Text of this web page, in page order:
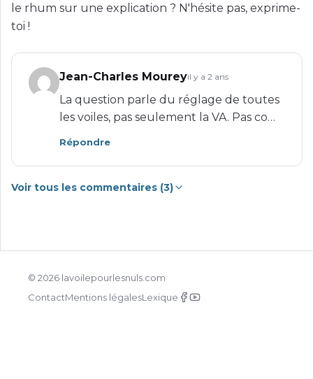
le rhum sur une explication ? N'hésite pas, exprime-
toi !
Jean-Charles Moureyil y a 2 ans
La question parle du réglage de toutes
les voiles, pas seulement la VA. Pas co…
Répondre
Voir tous les commentaires (3)
© 2026 lavoilepourlesnuls.com
ContactMentions légalesLexique